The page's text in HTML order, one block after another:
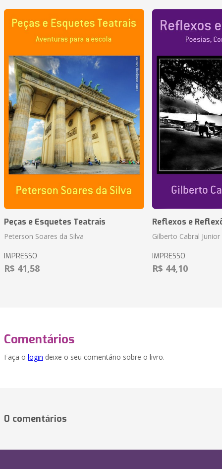
Peças e Esquetes Teatrais
Peterson Soares da Silva
IMPRESSO
R$ 41,58
Reflexos e
Gilberto Cabral Junior
IMPRESSO
R$ 44,10
Comentários
Faça o login deixe o seu comentário sobre o livro.
0 comentários